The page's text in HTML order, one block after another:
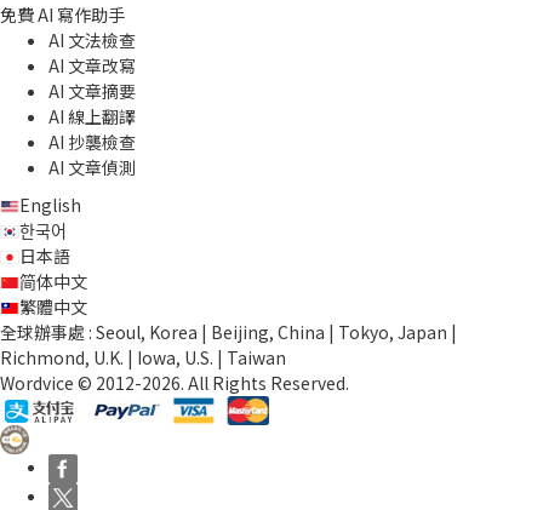
免費 AI 寫作助手
AI 文法檢查
AI 文章改寫
AI 文章摘要
AI 線上翻譯
AI 抄襲檢查
AI 文章偵測
English
한국어
日本語
简体中文
繁體中文
全球辦事處 : Seoul, Korea | Beijing, China | Tokyo, Japan |
Richmond, U.K. | Iowa, U.S. | Taiwan
Wordvice © 2012-2026. All Rights Reserved.